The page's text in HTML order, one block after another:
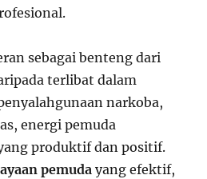
sebagai benteng dari
terlibat dalam
narkoba,
energi pemuda
produktif dan positif.
pemuda yang efektif,